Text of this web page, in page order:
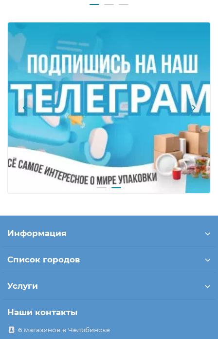
Информация
Список городов
Услуги
Наши контакты
6 магазинов в Челябинске